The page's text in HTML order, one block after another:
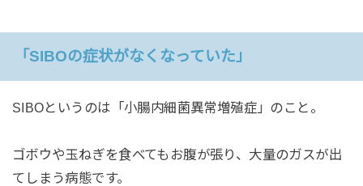
「SIBOの症状がなくなっていた」
SIBOというのは「小腸内細菌異常増殖症」のこと。
ゴボウや玉ねぎを食べてもお腹が張り、大量のガスが出
てしまう病態です。